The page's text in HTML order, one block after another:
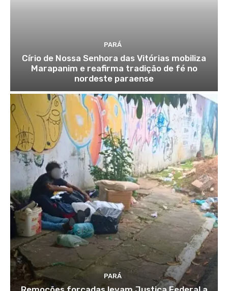
PARÁ
Círio de Nossa Senhora das Vitórias mobiliza
Marapanim e reafirma tradição de fé no
nordeste paraense
PARÁ